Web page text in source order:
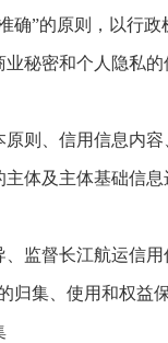
确”的原则，以行
秘密和个人隐私的
原则、信用信息内
体及主体基础信
、监督长江航运信
归集、使用和权益